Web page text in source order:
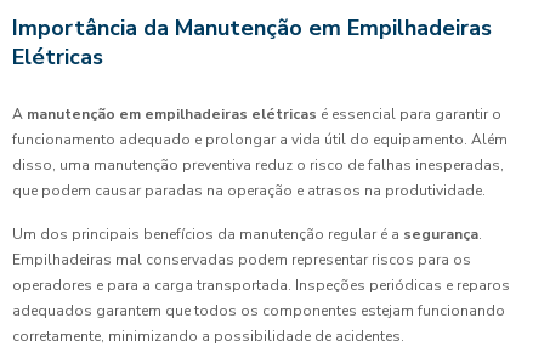
Importância da Manutenção em Empilhadeiras
Elétricas
A manutenção em empilhadeiras elétricas é essencial para garantir o
funcionamento adequado e prolongar a vida útil do equipamento. Além
disso, uma manutenção preventiva reduz o risco de falhas inesperadas,
que podem causar paradas na operação e atrasos na produtividade.
Um dos principais benefícios da manutenção regular é a segurança.
Empilhadeiras mal conservadas podem representar riscos para os
operadores e para a carga transportada. Inspeções periódicas e reparos
adequados garantem que todos os componentes estejam funcionando
corretamente, minimizando a possibilidade de acidentes.